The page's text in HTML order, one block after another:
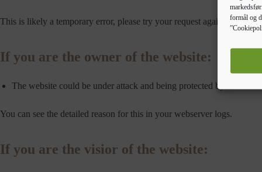
formål og
This is likely a temporary error, please try your request again.
If you are the owner of the website:
The website could be under attack and being protected by a throtle
You can see the detailed reason for this in your webserver logs.
If you are the visior of the website: